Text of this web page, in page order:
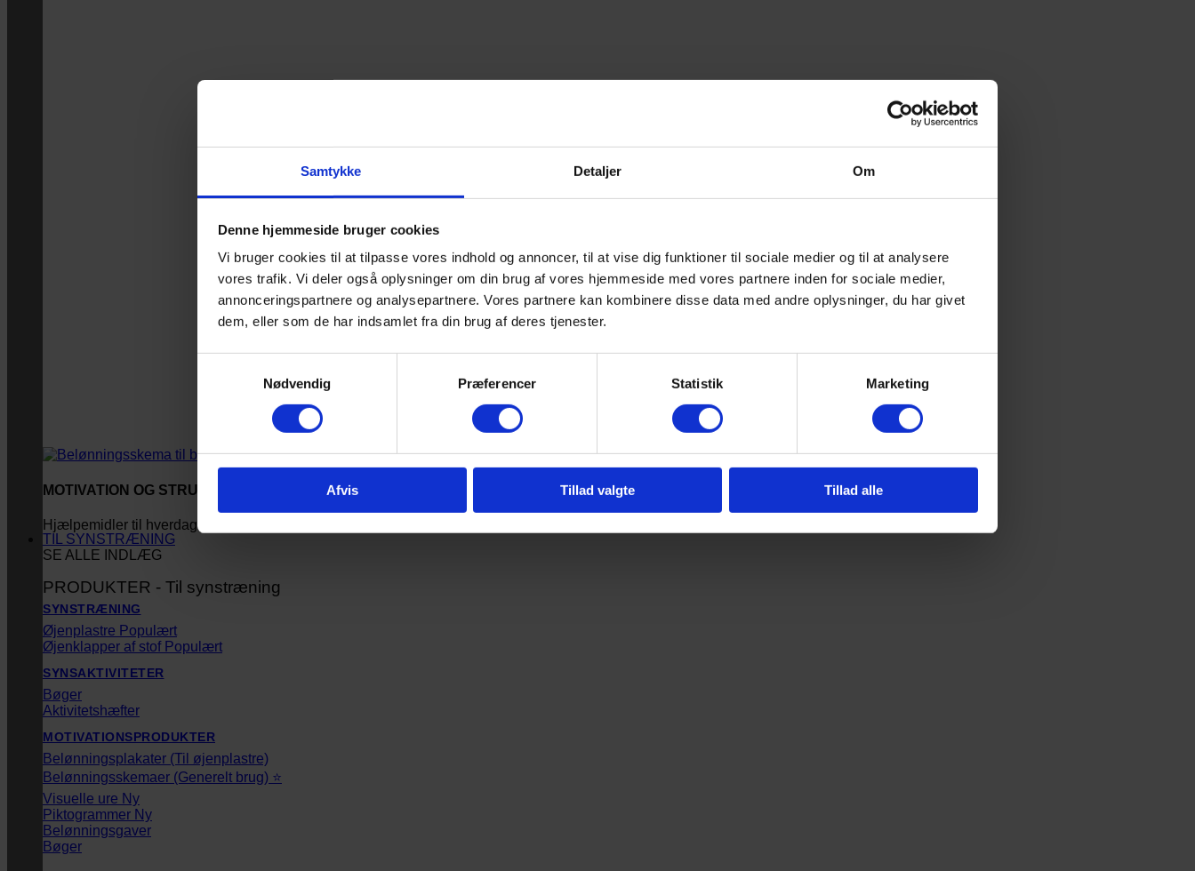
Samtykke Detaljer Om
Denne hjemmeside bruger cookies
Vi bruger cookies til at tilpasse vores indhold og annoncer, til at vise dig funktioner til sociale medier og til at analysere
vores trafik. Vi deler også oplysninger om din brug af vores hjemmeside med vores partnere inden for sociale medier,
annonceringspartnere og analysepartnere. Vores partnere kan kombinere disse data med andre oplysninger, du har givet
dem, eller som de har indsamlet fra din brug af deres tjenester.
Nødvendig
Præferencer Statistik Marketing
Afvis Tillad valgte Tillad alle
MOTIVATION OG STRUKTUR
Hjælpemidler til hverdagen
SE ALLE INDLÆG
TIL SYNSTRÆNING
PRODUKTER - Til synstræning
SYNSTRÆNING
Øjenplastre
Øjenklapper af stof
SYNSAKTIVITETER
Bøger
Aktivitetshæfter
MOTIVATIONSPRODUKTER
Belønningsplakater (Til øjenplastre)
Belønningsskemaer (Generelt brug) ⭐
Visuelle ure
Piktogrammer
Belønningsgaver
Bøger